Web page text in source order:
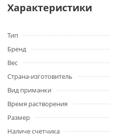
Характеристики
Тип
Бренд
Вес
Страна-изготовитель
Вид приманки
Время растворения
Размер
Наличе счетчика